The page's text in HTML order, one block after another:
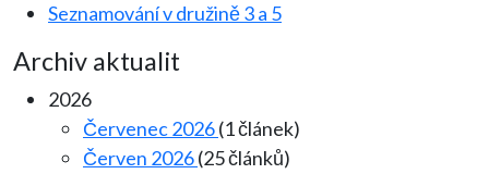
Seznamování v družině 3 a 5
Archiv aktualit
2026
Červenec 2026(1 článek)
Červen 2026(25 článků)